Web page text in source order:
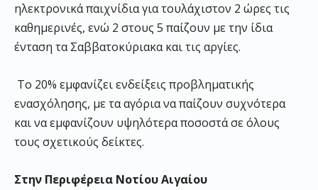
ηλεκτρονικά παιχνίδια για τουλάχιστον 2 ώρες τις
καθημερινές, ενώ 2 στους 5 παίζουν με την ίδια
ένταση τα Σαββατοκύριακα και τις αργίες.
Το 20% εμφανίζει ενδείξεις προβληματικής
ενασχόλησης, με τα αγόρια να παίζουν συχνότερα
και να εμφανίζουν υψηλότερα ποσοστά σε όλους
τους σχετικούς δείκτες.
Στην Περιφέρεια Νοτίου Αιγαίου